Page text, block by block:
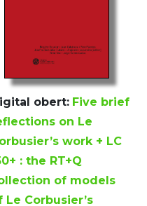
obert: Five brief
on Le
work + LC
: the RT+Q
of models
Le Corbusier’s